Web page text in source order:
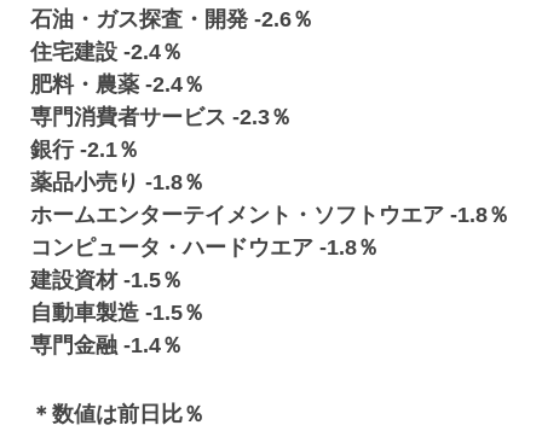
石油・ガス探査・開発 -2.6％
住宅建設 -2.4％
肥料・農薬 -2.4％
専門消費者サービス -2.3％
銀行 -2.1％
薬品小売り -1.8％
ホームエンターテイメント・ソフトウエア -1.8％
コンピュータ・ハードウエア -1.8％
建設資材 -1.5％
自動車製造 -1.5％
専門金融 -1.4％
＊数値は前日比％